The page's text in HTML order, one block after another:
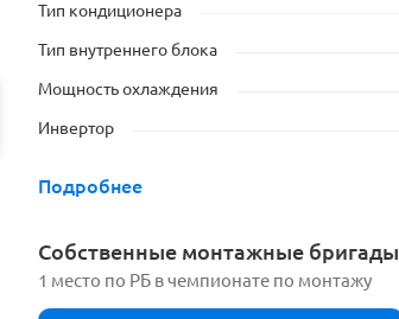
Тип кондиционера
Тип внутреннего блока
Мощность охлаждения
Инвертор
Подробнее
Cобственные монтажные бригады
1 место по РБ в чемпионате по монтажу